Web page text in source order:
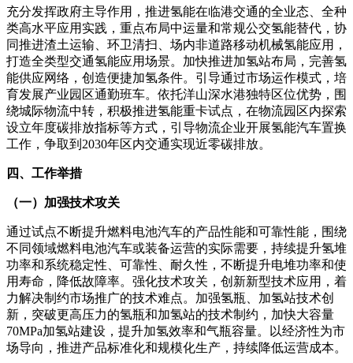
充分发挥政府主导作用，推进氢能在临港交通的全业态、全种
类高水平应用实践，重点布局中运量和常规公交氢能替代，协
同推进渣土运输、环卫清扫、场内非道路移动机械氢能应用，
打造全类型交通氢能应用场景。加快推进加氢站布局，完善氢
能供应网络，创造便捷加氢条件。引导通过市场运作模式，培
育发展产业园区通勤班车。依托洋山深水港独特区位优势，围
绕城际物流中转，积极推进氢能重卡试点，在物流园区内探索
设立年度碳排放指标等方式，引导物流企业开展氢能汽车置换
工作，争取到2030年区内交通实现近零碳排放。
四、工作举措
（一）加强技术攻关
通过试点不断提升燃料电池汽车的产品性能和可靠性能，围绕
不同领域燃料电池汽车或装备运营的实际需要，持续提升氢堆
功率和系统稳定性、可靠性、耐久性，不断提升电堆功率和使
用寿命，降低故障率。强化技术攻关，创新新型技术应用，着
力解决制约市场推广的技术难点。加强氢瓶、加氢站技术创
新，突破更高压力的氢瓶和加氢站的技术制约，加快大容量
70MPa加氢站建设，提升加氢效率和气瓶容量。以经济性为市
场导向，推进产品标准化和规模化生产，持续降低运营成本。